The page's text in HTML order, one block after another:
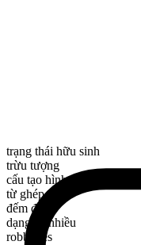
trạng thái hữu sinh
trừu tượng
cấu tạo hình thái
từ ghép
đếm được
dạng số nhiều
robberies